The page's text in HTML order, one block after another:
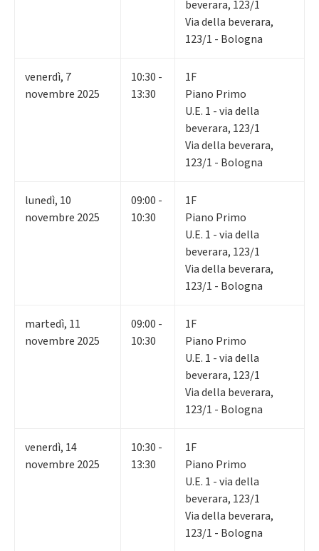
beverara, 123/1
Via della beverara,
123/1 - Bologna
venerdì, 7
novembre 2025
10:30 -
13:30
1F
Piano Primo
U.E. 1 - via della
beverara, 123/1
Via della beverara,
123/1 - Bologna
lunedì, 10
novembre 2025
09:00 -
10:30
1F
Piano Primo
U.E. 1 - via della
beverara, 123/1
Via della beverara,
123/1 - Bologna
martedì, 11
novembre 2025
09:00 -
10:30
1F
Piano Primo
U.E. 1 - via della
beverara, 123/1
Via della beverara,
123/1 - Bologna
venerdì, 14
novembre 2025
10:30 -
13:30
1F
Piano Primo
U.E. 1 - via della
beverara, 123/1
Via della beverara,
123/1 - Bologna